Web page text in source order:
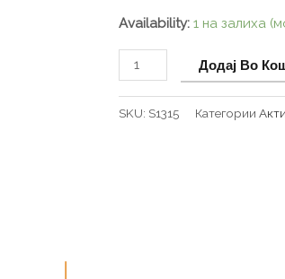
Availability: 1 на залиха
Додај Во
SKU: S1315 Категории